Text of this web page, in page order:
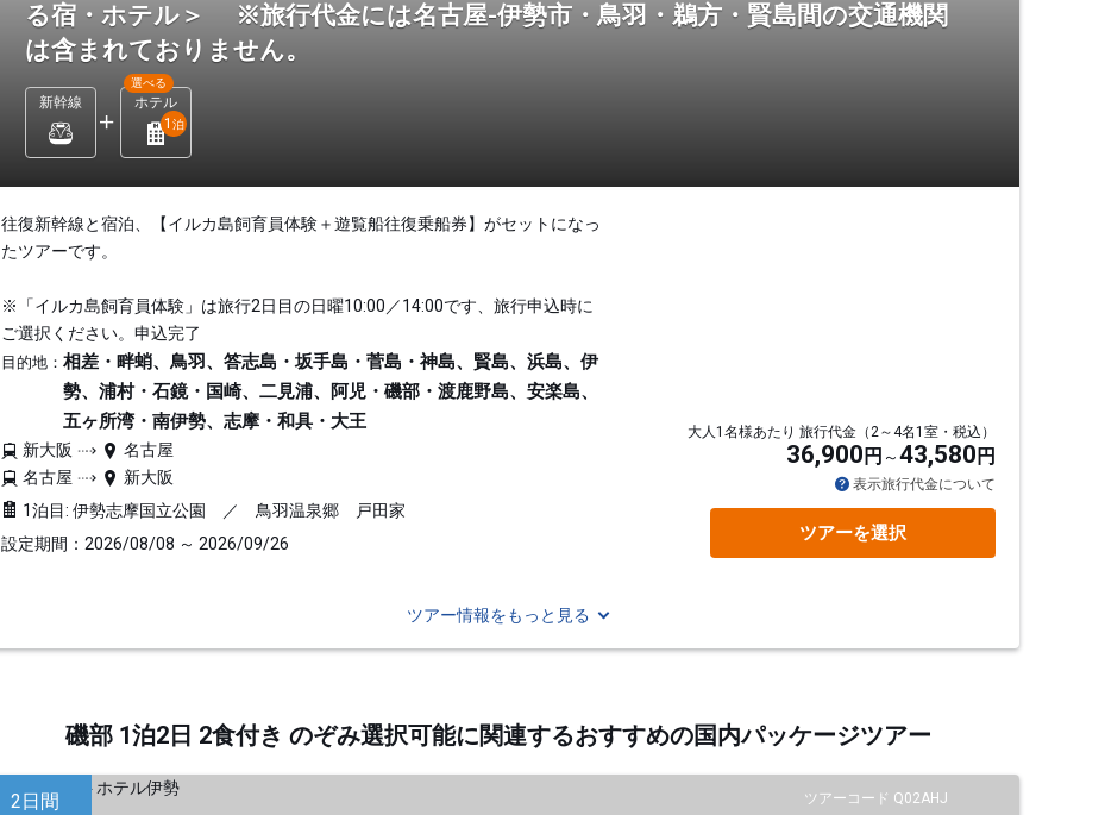
る宿・ホテル＞ ※旅行代金には名古屋-伊勢市・鳥羽・鵜方・賢島間の交通機関
は含まれておりません。
新幹線 ホテル
選べる
1 泊
往復新幹線と宿泊、【イルカ島飼育員体験＋遊覧船往復乗船券】がセットになっ
たツアーです。
※「イルカ島飼育員体験」は旅行2日目の日曜10:00／14:00です、旅行申込時に
ご選択ください。申込完了
目的地： 相差・畔蛸、鳥羽、答志島・坂手島・菅島・神島、賢島、浜島、伊
勢、浦村・石鏡・国崎、二見浦、阿児・磯部・渡鹿野島、安楽島、
五ヶ所湾・南伊勢、志摩・和具・大王
新大阪
名古屋
名古屋
新大阪
1泊目: 伊勢志摩国立公園 ／ 鳥羽温泉郷 戸田家
設定期間：2026/08/08 ～ 2026/09/26
大人1名様あたり 旅行代金（2～4名1室・税込）
36,900 円 43,580 円
表示旅行代金について
ツアーを選択
ツアー情報をもっと見る
磯部 1泊2日 2食付き のぞみ選択可能に関連するおすすめの国内パッケージツアー
ツアーコード Q02AHJ
2日間